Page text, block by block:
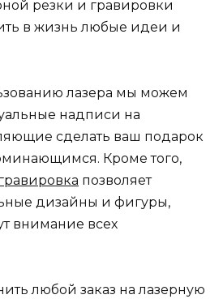
резки и гравировки
в жизнь любые идеи и
лазера мы можем
надписи на
сделать ваш подарок
Кроме того,
позволяет
дизайны и фигуры,
внимание всех
любой заказ на лазерную